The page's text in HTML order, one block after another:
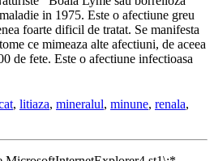
in 1975. Este o afectiune greu
foarte dificil de tratat. Se manifesta
ce mimeaza alte afectiuni, de aceea
de fete. Este o afectiune infectioasa
, litiaza, mineralul, minune, renala,